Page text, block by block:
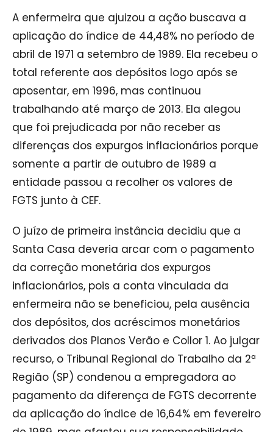
A enfermeira que ajuizou a ação buscava a
aplicação do índice de 44,48% no período de
abril de 1971 a setembro de 1989. Ela recebeu o
total referente aos depósitos logo após se
aposentar, em 1996, mas continuou
trabalhando até março de 2013. Ela alegou
que foi prejudicada por não receber as
diferenças dos expurgos inflacionários porque
somente a partir de outubro de 1989 a
entidade passou a recolher os valores de
FGTS junto à CEF.
O juízo de primeira instância decidiu que a
Santa Casa deveria arcar com o pagamento
da correção monetária dos expurgos
inflacionários, pois a conta vinculada da
enfermeira não se beneficiou, pela ausência
dos depósitos, dos acréscimos monetários
derivados dos Planos Verão e Collor 1. Ao julgar
recurso, o Tribunal Regional do Trabalho da 2ª
Região (SP) condenou a empregadora ao
pagamento da diferença de FGTS decorrente
da aplicação do índice de 16,64% em fevereiro